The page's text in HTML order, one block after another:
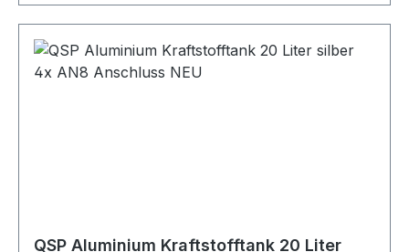
QSP Aluminium Kraftstofftank 20 Liter